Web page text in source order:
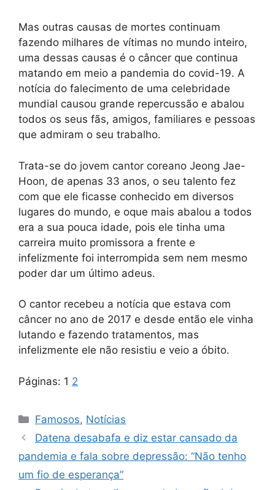
Mas outras causas de mortes continuam
fazendo milhares de vítimas no mundo inteiro,
uma dessas causas é o câncer que continua
matando em meio a pandemia do covid-19. A
notícia do falecimento de uma celebridade
mundial causou grande repercussão e abalou
todos os seus fãs, amigos, familiares e pessoas
que admiram o seu trabalho.
Trata-se do jovem cantor coreano Jeong Jae-
Hoon, de apenas 33 anos, o seu talento fez
com que ele ficasse conhecido em diversos
lugares do mundo, e oque mais abalou a todos
era a sua pouca idade, pois ele tinha uma
carreira muito promissora a frente e
infelizmente foi interrompida sem nem mesmo
poder dar um último adeus.
O cantor recebeu a notícia que estava com
câncer no ano de 2017 e desde então ele vinha
lutando e fazendo tratamentos, mas
infelizmente ele não resistiu e veio a óbito.
Páginas: 1 2
Categorias
Famosos, Notícias
Datena desabafa e diz estar cansado da
pandemia e fala sobre depressão: “Não tenho
um fio de esperança”